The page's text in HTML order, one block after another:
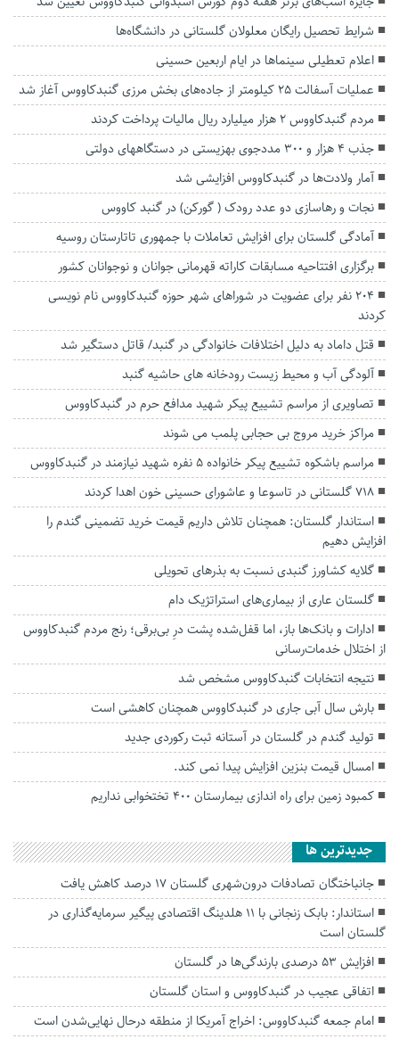
شرایط تحصیل رایگان معلولان گلستانی در دانشگاه‌ها
اعلام تعطیلی سینما‌ها در ایام اربعین حسینی
عملیات آسفالت ۲۵ کیلومتر از جاده‌های بخش مرزی گنبدکاووس آغاز شد
مردم گنبدکاووس ۲ هزار میلیارد ریال مالیات پرداخت کردند
جذب ۴ هزار و ۳۰۰ مددجوی بهزیستی در دستگاههای دولتی
آمار ولادت‌ها در گنبدکاووس افزایشی شد
نجات و رهاسازی دو عدد رودک ( گورکن) در گنبد کاووس
آمادگی گلستان برای افزایش تعاملات با جمهوری تاتارستان روسیه
برگزاری افتتاحیه مسابقات کاراته قهرمانی جوانان و نوجوانان کشور
۲۰۴ نفر برای عضویت در شوراهای شهر حوزه گنبدکاووس نام نویسی
کردند
قتل داماد به دلیل اختلافات خانوادگی در گنبد/ قاتل دستگیر شد
آلودگی آب و محیط زیست رودخانه های حاشیه گنبد
تصاویری از مراسم تشییع پیکر شهید مدافع حرم در گنبدکاووس
مراکز خرید مروج بی حجابی پلمب می شوند
مراسم باشکوه تشییع پیکر خانواده ۵ نفره شهید نیازمند در گنبدکاووس
۷۱۸ گلستانی در تاسوعا و عاشورای حسینی خون اهدا کردند
استاندار گلستان: همچنان تلاش داریم قیمت خرید تضمینی گندم را
افزایش دهیم
گلایه کشاورز گنبدی نسبت به بذرهای تحویلی
گلستان عاری از بیماری‌های استراتژیک دام
ادارات و بانک‌ها باز، اما قفل‌شده پشت درِ بی‌برقی؛ رنج مردم گنبدکاووس
از اختلال خدمات‌رسانی
نتیجه انتخابات گنبدکاووس مشخص شد
بارش‌ سال آبی جاری در گنبدکاووس همچنان کاهشی است
تولید گندم در گلستان در آستانه ثبت رکوردی جدید
امسال قیمت بنزین افزایش پیدا نمی کند.
کمبود زمین برای راه اندازی بیمارستان ۴۰۰ تختخوابی نداریم
جديدترين ها
جانباختگان تصادفات درون‌شهری گلستان ۱۷ درصد کاهش یافت
استاندار: بابک زنجانی با ۱۱ هلدینگ اقتصادی پیگیر سرمایه‌گذاری در
گلستان است
افزایش ۵۳ درصدی بارندگی‌ها در گلستان
اتفاقی عجیب در‌ گنبدکاووس و استان گلستان
امام جمعه گنبدکاووس: اخراج آمریکا از منطقه درحال نهایی‌شدن است